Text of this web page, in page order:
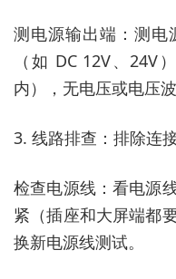
测电源输出端：测电
（如 DC 12V、24V
内），无电压或电压
3. 线路排查：排除连
检查电源线：看电源
紧（插座和大屏端都
换新电源线测试。